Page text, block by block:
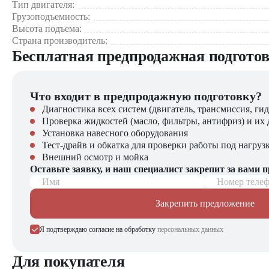
Пищевые и фармацевтические производства
Почему стоит выбрать Heli CDD16-950 ZSM580?
Производительность - оптимальное сочетание
Экономичность - низкие эксплуатационные расходы
Техподдержка - доступность сервиса и запчастей
Компания "ЦТО" – официальный дилер техники Heli,
погрузчиков, малой складской техники, навесного
Тип двигателя:
Грузоподъемность:
Высота подъема:
Страна производитель:
Бесплатная предпродажная
Что входит в предпродажную подготовку?
Диагностика всех систем (двигатель, трансмиссия,
Проверка жидкостей (масло, фильтры, антифриз) и их
Установка навесного оборудования
Тест-драйв и обкатка для проверки работы под
Внешний осмотр и мойка
Оставьте заявку, и наш специалист закрепит за вами
Имя
Номер
Закрепить предложение
Я подтверждаю согласие на обработку персональных данных
Для покупателя